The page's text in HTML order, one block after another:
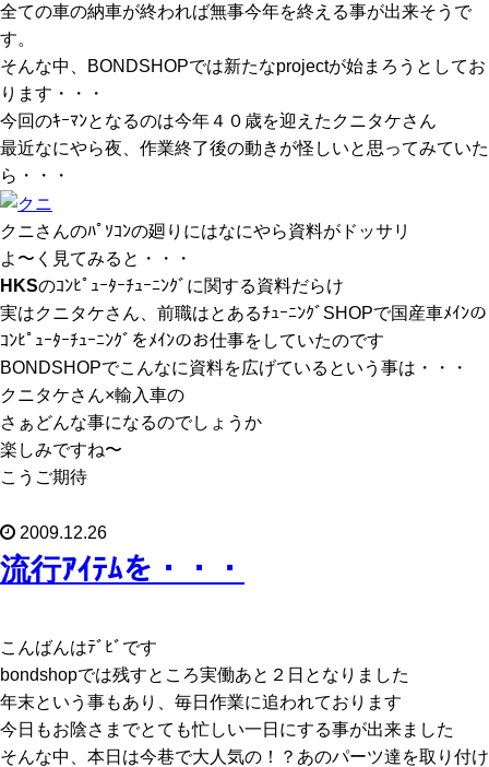
全ての車の納車が終われば無事今年を終える事が出来そうで
す。
そんな中、BONDSHOPでは新たなprojectが始まろうとしてお
ります・・・
今回のｷｰﾏﾝとなるのは今年４０歳を迎えたクニタケさん
最近なにやら夜、作業終了後の動きが怪しいと思ってみていた
ら・・・
クニさんのﾊﾟｿｺﾝの廻りにはなにやら資料がドッサリ
よ〜く見てみると・・・
HKSのｺﾝﾋﾟｭｰﾀｰﾁｭｰﾆﾝｸﾞに関する資料だらけ
実はクニタケさん、前職はとあるﾁｭｰﾆﾝｸﾞSHOPで国産車ﾒｲﾝの
ｺﾝﾋﾟｭｰﾀｰﾁｭｰﾆﾝｸﾞをﾒｲﾝのお仕事をしていたのです
BONDSHOPでこんなに資料を広げているという事は・・・
クニタケさん×輸入車の
さぁどんな事になるのでしょうか
楽しみですね〜
こうご期待
2009.12.26
流行ｱｲﾃﾑを・・・
こんばんはﾃﾞﾋﾞです
bondshopでは残すところ実働あと２日となりました
年末という事もあり、毎日作業に追われております
今日もお陰さまでとても忙しい一日にする事が出来ました
そんな中、本日は今巷で大人気の！？あのパーツ達を取り付け